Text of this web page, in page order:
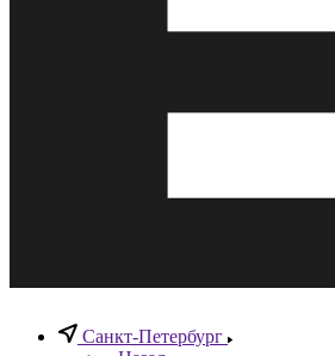
Санкт-Петербург